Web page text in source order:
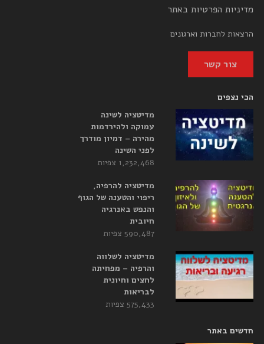
מדיניות הפרטיות באתר
הרצאות לחברות וארגונים
צור קשר
הכי נצפים
מדיטציה לשינה
עמוקה ולהירדמות
מהירה – דמיון מודרך
לפני השינה
1,232,468 צפיות
מדיטציה להרפיה,
ריפוי והטענה של הגוף
והנפש באנרגיה
חיובית
590,487 צפיות
מדיטציה לשלווה
והרפיה – מפחיתה
לחצים וחיונית
לבריאות
575,433 צפיות
חדשים באתר